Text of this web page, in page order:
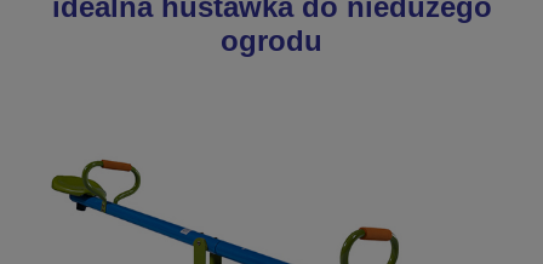
idealna huśtawka do niedużego
ogrodu